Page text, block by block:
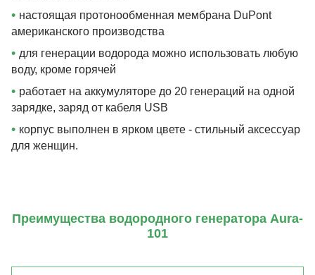
• настоящая протонообменная мембрана DuPont
американского производства
• для генерации водорода можно использовать любую
воду, кроме горячей
• работает на аккумуляторе до 20 генераций на одной
зарядке, заряд от кабеля USB
• корпус выполнен в ярком цвете - стильный аксессуар
для женщин.
Преимущества водородного генератора Aura-
101